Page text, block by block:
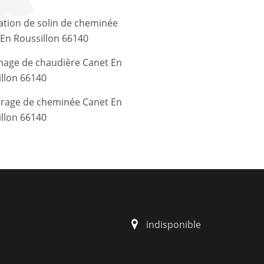
de solin de cheminée
Roussillon 66140
de chaudière Canet En
66140
de cheminée Canet En
66140
indisponible